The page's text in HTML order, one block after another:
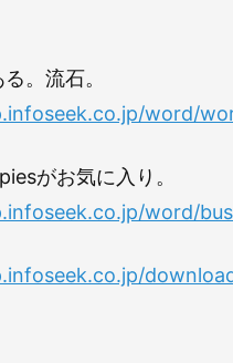
。流石。
word/
がお気に入り。
word/